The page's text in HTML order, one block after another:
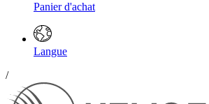
Panier d'achat
Langue
/